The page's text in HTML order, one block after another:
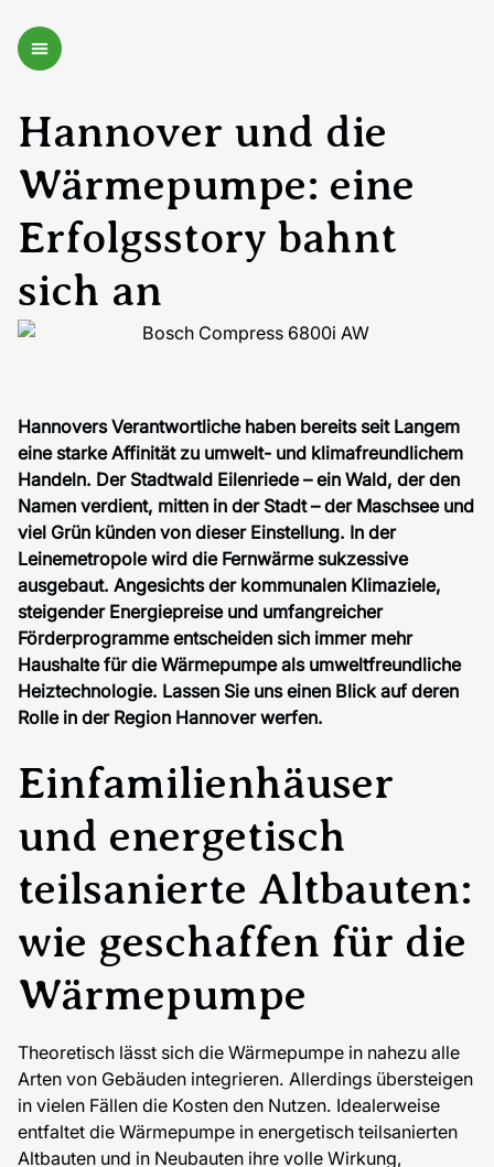
Hannover und die
Wärmepumpe: eine
Erfolgsstory bahnt
sich an
Hannovers Verantwortliche haben bereits seit Langem
eine starke Affinität zu umwelt- und klimafreundlichem
Handeln. Der Stadtwald Eilenriede – ein Wald, der den
Namen verdient, mitten in der Stadt – der Maschsee und
viel Grün künden von dieser Einstellung. In der
Leinemetropole wird die Fernwärme sukzessive
ausgebaut. Angesichts der kommunalen Klimaziele,
steigender Energiepreise und umfangreicher
Förderprogramme entscheiden sich immer mehr
Haushalte für die Wärmepumpe als umweltfreundliche
Heiztechnologie. Lassen Sie uns einen Blick auf deren
Rolle in der Region Hannover werfen.
Einfamilienhäuser
und energetisch
teilsanierte Altbauten:
wie geschaffen für die
Wärmepumpe
Theoretisch lässt sich die Wärmepumpe in nahezu alle
Arten von Gebäuden integrieren. Allerdings übersteigen
in vielen Fällen die Kosten den Nutzen. Idealerweise
entfaltet die Wärmepumpe in energetisch teilsanierten
Altbauten und in Neubauten ihre volle Wirkung,